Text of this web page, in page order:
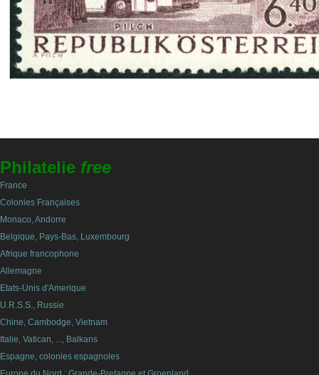
Philatelie free
France
Colonies Françaises
Monaco, Andorre
Belgique, Pays-Bas, Luxembourg
Afrique francophone
Allemagne
Etats-Unis d'Amerique
U.R.S.S., Russie
Chine, Cambodge, Vietnam
Italie, Vatican, ..., Balkans
Espagne, colonies espagnoles